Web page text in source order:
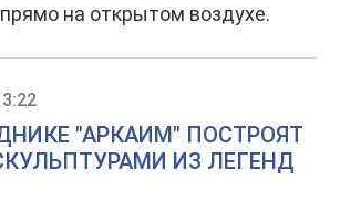
на открытом воздухе.
"АРКАИМ" ПОСТРОЯТ
ИЗ ЛЕГЕНД